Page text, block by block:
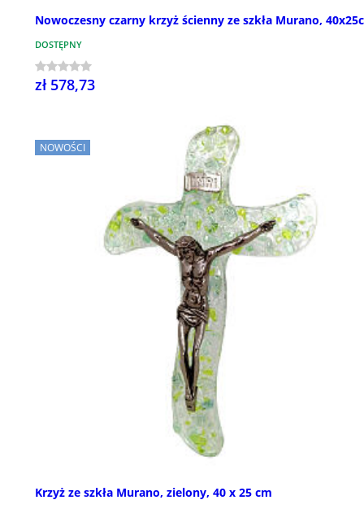
Nowoczesny czarny krzyż ścienny ze szkła Murano,
DOSTĘPNY
zł 578,73
NOWOŚCI
Krzyż ze szkła Murano, zielony, 40 x 25 cm